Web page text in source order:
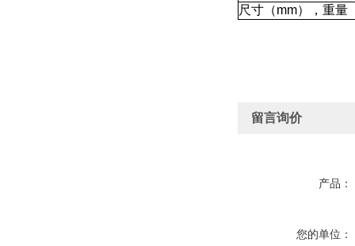
尺寸（mm），重量
留言询价
产品：
您的单位：